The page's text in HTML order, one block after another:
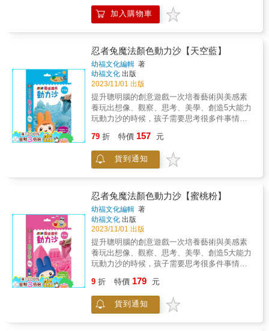
商品顏色依實際供貨樣式為準。
耐力和手指的靈活度，不僅可以增進小肌肉的
發展，更能鍛鍊聰明腦發展。★夢幻場景的變
發展與手眼協調的能力，同時增進專注力與耐
心，並從遊戲中建立成就感。★透過眼睛觀
察、動動雙手堆疊，搭配家中其他工具或模
具，玩出更多無限可能性。★從簡單的造型一
步步堆疊出更多不同的造型或場景，輕輕鬆鬆
組出屬於自己的作品。【內容物】約400克動力
沙 ◎圖片僅供參考，不含造型模具。
加入購物車
忍者兔魔法顏色動力沙【天空藍】
幼福文化編輯 著
幼福文化 出版
2023/11/01 出版
提升聰明腦的創意遊戲一次培養藝術與美感素
養玩出想像、觀察、思考、美學、創造5大能力
玩動力沙的時候，孩子需要思考很多件事情，
中可以提升孩子的耐心和專注力，同時訓練肌
耐力和手指的靈活度，不僅可以增進小肌肉的
發展，更能鍛鍊聰明腦發展。★夢幻場景的變
發展與手眼協調的能力，同時增進專注力與耐
心，並從遊戲中建立成就感。★透過眼睛觀
察、動動雙手堆疊，搭配家中其他工具或模
具，玩出更多無限可能性。★從簡單的造型一
步步堆疊出更多不同的造型或場景，輕輕鬆鬆
組出屬於自己的作品。【內容物】約400克動力
沙 ◎圖片僅供參考，不含造型模具。
79 折 特價 157 元
貨到通知
忍者兔魔法顏色動力沙【蜜桃粉】
幼福文化編輯 著
幼福文化 出版
2023/11/01 出版
提升聰明腦的創意遊戲一次培養藝術與美感素
養玩出想像、觀察、思考、美學、創造5大能力
玩動力沙的時候，孩子需要思考很多件事情，
中可以提升孩子的耐心和專注力，同時訓練肌
耐力和手指的靈活度，不僅可以增進小肌肉的
發展，更能鍛鍊聰明腦發展。★夢幻場景的變
9 折 特價 179 元
貨到通知